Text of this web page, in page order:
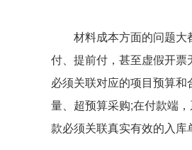
材料成本方面的问题大
付、提前付，甚至虚假开
必须关联对应的项目预算
量、超预算采购;在付款端
款必须关联真实有效的入库